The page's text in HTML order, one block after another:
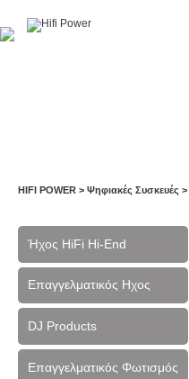
HIFI POWER > Ψηφιακές Συσκευές >
Ήχος HiFi Hi-End
Επαγγελματικός Ηχος
DJ Products
Επαγγελματικός Φωτισμός